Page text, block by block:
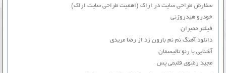
سفارش طراحی سایت در اراک (اهمیت طراحی سایت اراک)
خودرو هیدروژنی
فیلتر ممبران
دانلود آهنگ نم نم بارون زد از رضا مریدی
آشنایی با رنو تالیسمان
مجید رضوی قلبمی پس